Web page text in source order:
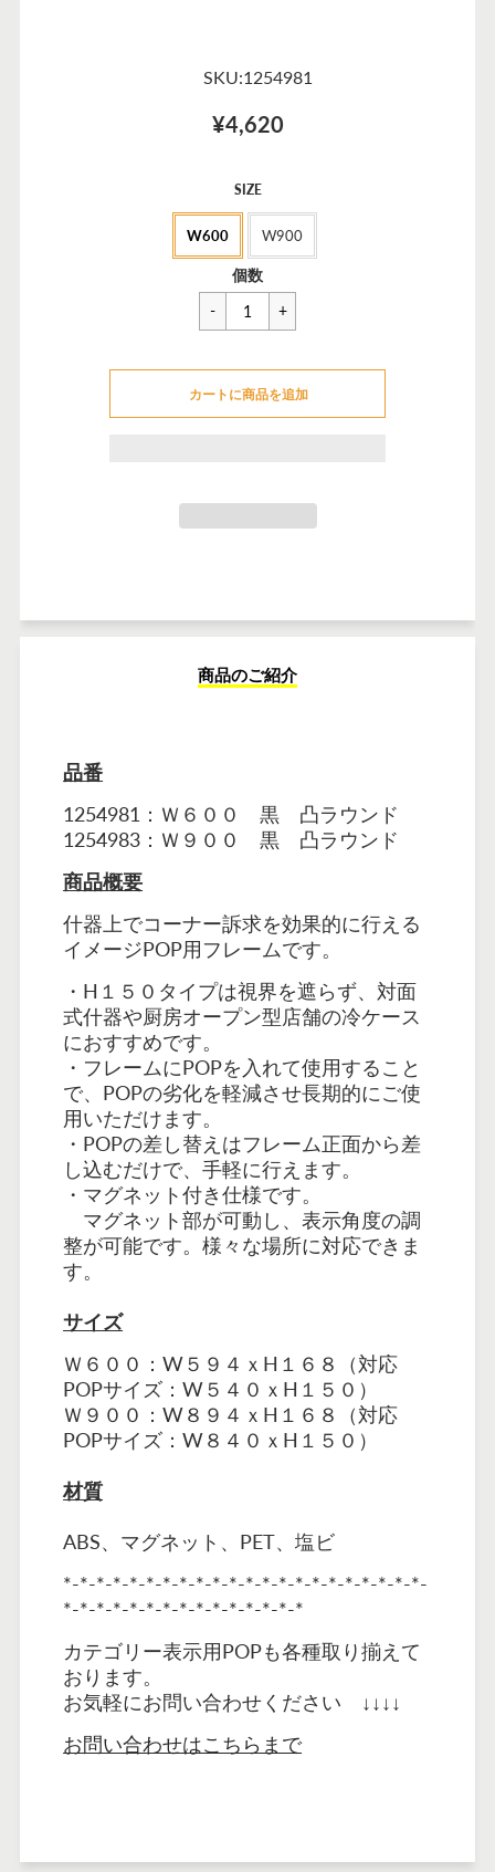
SKU:1254981
¥4,620
セ
ー
ル
価
格
SIZE
W600 W900
一
般
価
¥6,138
個数
カートに商品を追加
商品のご紹介
品番
1254981：Ｗ６００ 黒 凸ラウンド
1254983：Ｗ９００ 黒 凸ラウンド
商品概要
什器上でコーナー訴求を効果的に行える
イメージPOP用フレームです。
・H１５０タイプは視界を遮らず、対面
式什器や厨房オープン型店舗の冷ケース
におすすめです。
・フレームにPOPを入れて使用すること
で、POPの劣化を軽減させ長期的にご使
用いただけます。
・POPの差し替えはフレーム正面から差
し込むだけで、手軽に行えます。
・マグネット付き仕様です。
マグネット部が可動し、表示角度の調
整が可能です。様々な場所に対応できま
す。
サイズ
Ｗ６００：W５９４ｘH１６８（対応
POPサイズ：W５４０ｘH１５０）
Ｗ９００：W８９４ｘH１６８（対応
POPサイズ：W８４０ｘH１５０）
材質
ABS、マグネット、PET、塩ビ
*-*-*-*-*-*-*-*-*-*-*-*-*-*-*-*-*-*-*-*-*-*-
*-*-*-*-*-*-*-*-*-*-*-*-*-*-*
カテゴリー表示用POPも各種取り揃えて
おります。
お気軽にお問い合わせください ↓↓↓↓
お問い合わせはこちらまで